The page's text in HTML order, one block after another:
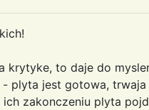
krytyke, to daje do
plyta jest gotowa,
ich zakonczeniu plyta